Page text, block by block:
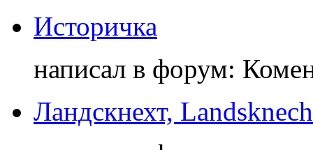
Историчка
написал в форум:
Ландскнехт,